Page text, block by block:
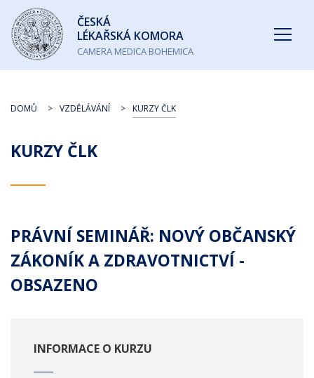
Česká
lékařská
komora
ČESKÁ
LÉKAŘSKÁ KOMORA
CAMERA MEDICA BOHEMICA
KURZY ČLK
DOMŮ VZDĚLÁVÁNÍ KURZY ČLK
PRÁVNÍ SEMINÁŘ: NOVÝ OBČANSKÝ
ZÁKONÍK A ZDRAVOTNICTVÍ -
OBSAZENO
INFORMACE O KURZU